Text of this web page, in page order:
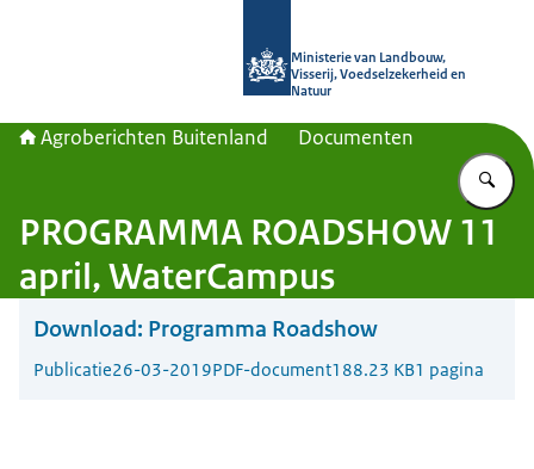
Ministerie van Landbouw,
Visserij, Voedselzekerheid en
Natuur
Agroberichten Buitenland Documenten
PROGRAMMA ROADSHOW 11
april, WaterCampus
Download: Programma Roadshow
Publicatie26-03-2019PDF-document188.23 KB1 pagina